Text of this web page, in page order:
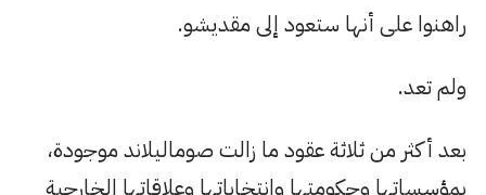
راهنوا على أنها ستعود إلى مقديشو.
ولم تعد.
بعد أكثر من ثلاثة عقود ما زالت صوماليلاند موجودة،
بمؤسساتها وحكومتها وانتخاباتها وعلاقاتها الخارجية